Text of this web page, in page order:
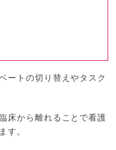
ートの切り替えやタスク
床から離れることで看護
す。